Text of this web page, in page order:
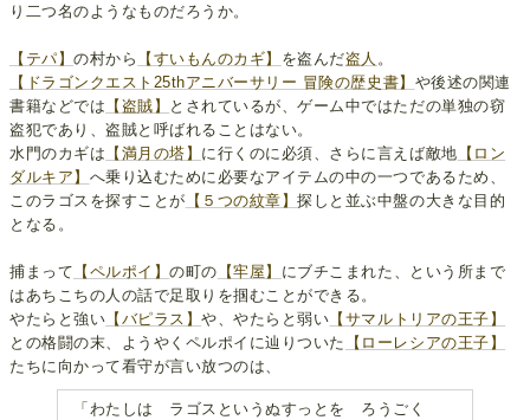
り二つ名のようなものだろうか。
【テパ】の村から 【すいもんのカギ】 を盗んだ盗人 。
【ドラゴンクエスト25thアニバーサリー 冒険の歴史書】 や後述の関連
書籍などでは 【盗賊】
とされているが、ゲーム中ではただの単独の窃
盗犯であり、盗賊と呼ばれることはない。
水門のカギは 【満月の塔】 に行くのに必須、さらに言えば敵地 【ロン
ダルキア】 へ乗り込むために必要なアイテムの中の一つであるため、
このラゴスを探すことが 【５つの紋章】探しと並ぶ中盤の大きな目的
となる。
捕まって 【ペルポイ】の町の 【牢屋】 にブチこまれた、という所まで
はあちこちの人の話で足取りを掴むことができる。
やたらと強い 【バピラス】や、やたらと弱い 【サマルトリアの王子】
との格闘の末、ようやくペルポイに辿りついた
【ローレシアの王子】
たちに向かって看守が言い放つのは、
「わたしは ラゴスというぬすっとを ろうごく